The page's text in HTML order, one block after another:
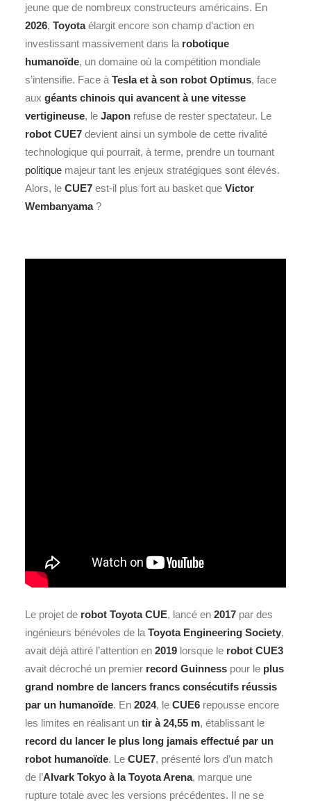
jeune que de nombreux constructeurs américains. En
2026, Toyotaélargit encore son champ d’action en
investissant massivement dans la robotique
humanoïde, un domaine où la compétition mondiale
s’intensifie. Face à Teslaet à son robot Optimus, face
aux géants chinois qui avancent à une vitesse
vertigineuse, le Japon refuse de rester spectateur. Le
robot CUE7 devient ainsi un symbole de cette rivalité
technologique qui pourrait, à terme, prendre un tournant
politique majeur tant les enjeux stratégiques sont élevés.
Alors, le CUE7 est-il plus fort au basket que Victor
Wembanyama?
Le projet de robot Toyota CUE, lancé en 2017 par des
ingénieurs bénévoles de la Toyota Engineering Society,
avait déjà attiré l’attention en 2019 lorsque le robot CUE3
avait décroché un premier record Guinness pour le plus
grand nombre de lancers francs consécutifs réussis
par un humanoïde. En 2024, le CUE6 repousse encore
les limites en réalisant un tir à 24,55 m, établissant le
record du lancer le plus long jamais effectué par un
robot humanoïde. Le CUE7, présenté lors d’un match
de l’Alvark Tokyo à la Toyota Arena, marque une
rupture totale avec les versions précédentes. Il ne se